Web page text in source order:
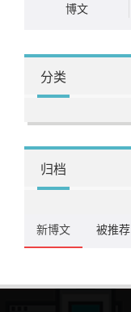
博文
分类
归档
新博文 被推荐